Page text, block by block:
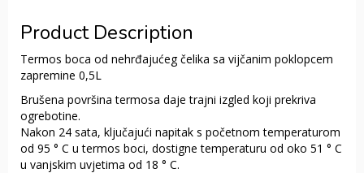
Product Description
Termos boca od nehrđajućeg čelika sa vijčanim poklopcem
zapremine 0,5L
Brušena površina termosa daje trajni izgled koji prekriva
ogrebotine.
Nakon 24 sata, ključajući napitak s početnom temperaturom
od 95 ° C u termos boci, dostigne temperaturu od oko 51 ° C
u vanjskim uvjetima od 18 ° C.